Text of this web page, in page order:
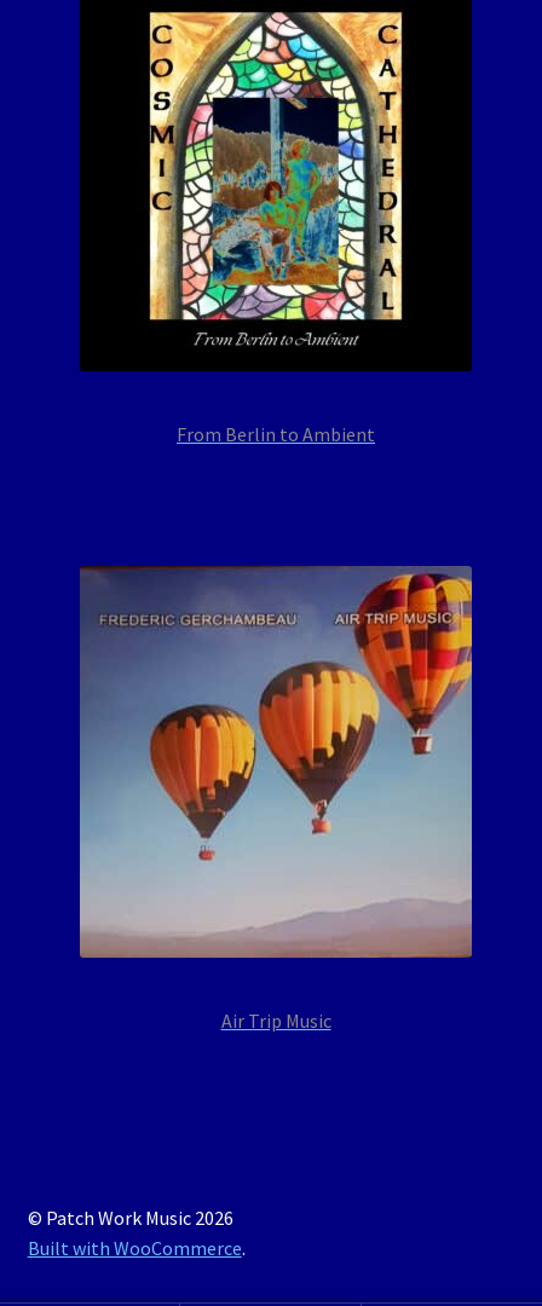
From Berlin to Ambient
Air Trip Music
© Patch Work Music 2026
Built with WooCommerce.